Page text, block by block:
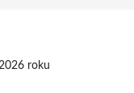
roku